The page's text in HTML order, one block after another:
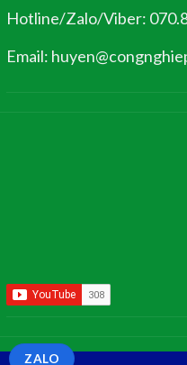
Hotline/Zalo/Viber:
Email:
ZALO